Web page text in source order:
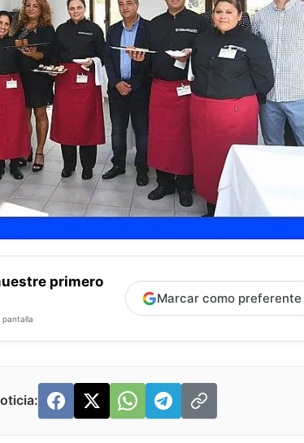
primero
pantalla
Marcar como preferente